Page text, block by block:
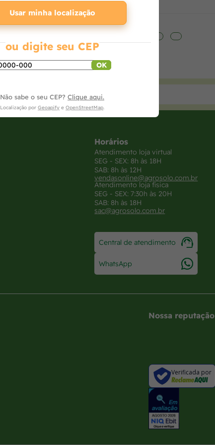
Horários
Atendimento loja virtual
SEG - SEX: 8h às 18H
SAB: 8h às 12H
vendasonline@agrosolo.com.br
Atendimento loja física
SEG - SEX: 7:30h às 20H
SAB: 8h às 18H
sac@agrosolo.com.br
Central de atendimento
WhatsApp
Nossa reputação
Verificada por
Usar minha localização
ou digite seu CEP
OK
Não sabe o seu CEP? Clique aqui.
Localização por Geoapify e OpenStreetMap